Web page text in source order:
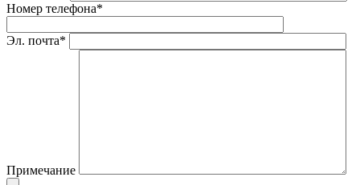
Номер телефона*
Эл. почта*
Примечание